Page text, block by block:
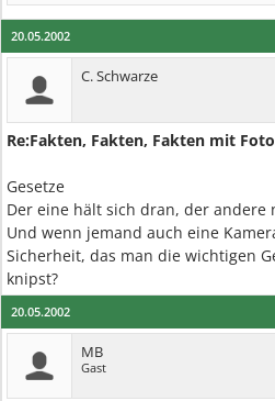
20.05.2002
C. Schwarze
Re:Fakten, Fakten, Fakten mit
Gesetze
Der eine hält sich dran, der andere
Und wenn jemand auch eine
Sicherheit, das man die wichtigen
knipst?
20.05.2002
MB
Gast